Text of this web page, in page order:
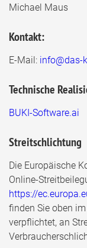
Michael Maus
Kontakt:
E-Mail: info@das-
Technische
BUKI-Software.ai
Streitschlichtung
Die Europäische
Online-
https://
finden Sie oben
verpflichtet, an